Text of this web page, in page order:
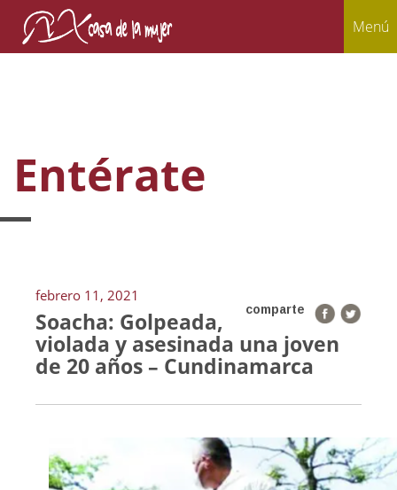
Menú
Entérate
febrero 11, 2021
comparte
Soacha: Golpeada,
violada y asesinada una joven
de 20 años – Cundinamarca